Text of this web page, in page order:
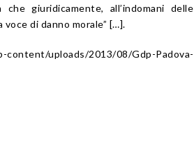
giuridicamente, all’indomani delle
di danno morale” […].
uploads/2013/08/Gdp-Padova-